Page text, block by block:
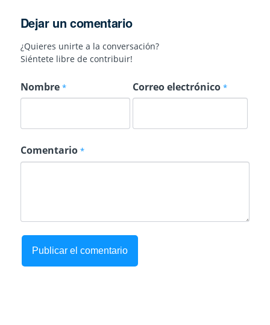
Dejar un comentario
¿Quieres unirte a la conversación?
Siéntete libre de contribuir!
Nombre * Correo electrónico*
Comentario *